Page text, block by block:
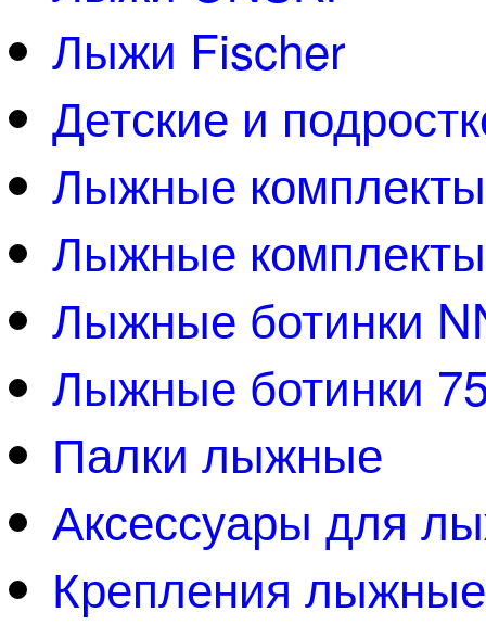
Лыжи Fischer
Детские и
Лыжные
Лыжные
Лыжные ботинки
Лыжные ботинки
Палки лыжные
Аксессуары для
Крепления лыжные